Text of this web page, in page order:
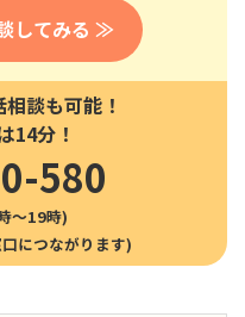
してみる ≫
談も可能！
14分！
580
〜19時)